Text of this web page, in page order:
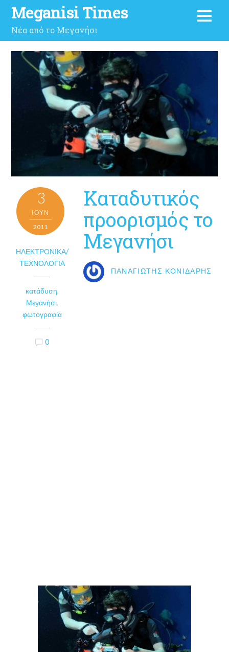
Meganisi Times
Νέα από το Μεγανήσι
3
ΙΟΎΝ
2011
ΗΛΕΚΤΡΟΝΙΚΆ/
ΤΕΧΝΟΛΟΓΊΑ
κατάδυση,
Μεγανήσι,
φωτογραφία
0
Καταδυτικός
προορισμός το
Μεγανήσι
ΠΑΝΑΓΙΏΤΗΣ ΚΟΝΙΔΆΡΗΣ